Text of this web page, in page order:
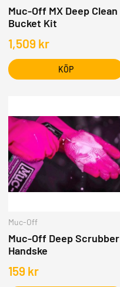
Muc-Off MX Deep Clean
Bucket Kit
1,509 kr
KÖP
Muc-Off
Muc-Off Deep Scrubber
Handske
159 kr